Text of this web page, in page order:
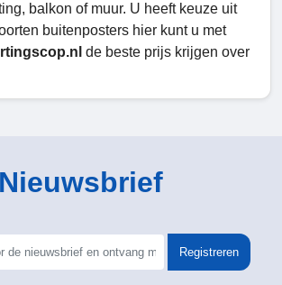
balkon of muur. U heeft keuze uit
buitenposters hier kunt u met
de beste prijs krijgen over
Nieuwsbrief
Registreren